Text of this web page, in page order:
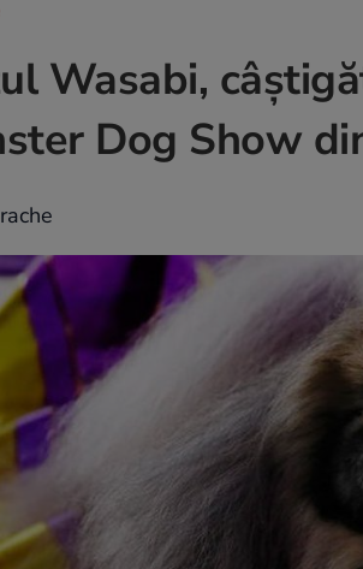
Wasabi,
Dog Show